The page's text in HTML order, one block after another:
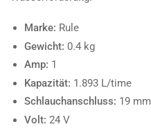
Marke: Rule
Gewicht: 0.4 kg
Amp: 1
Kapazität: 1.893 L/time
Schlauchanschluss: 19 mm
Volt: 24 V